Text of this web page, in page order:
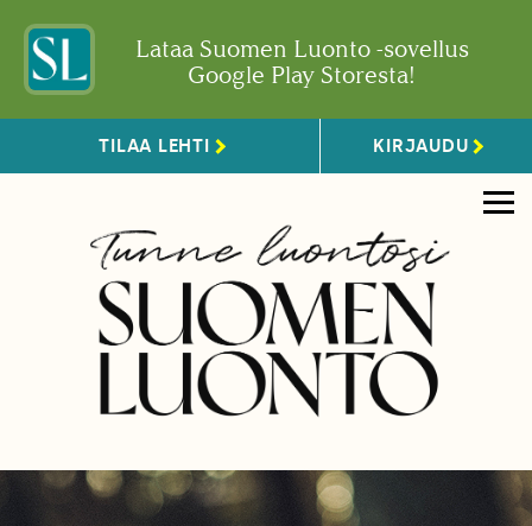
Lataa Suomen Luonto -sovellus
Google Play Storesta!
TILAA LEHTI KIRJAUDU